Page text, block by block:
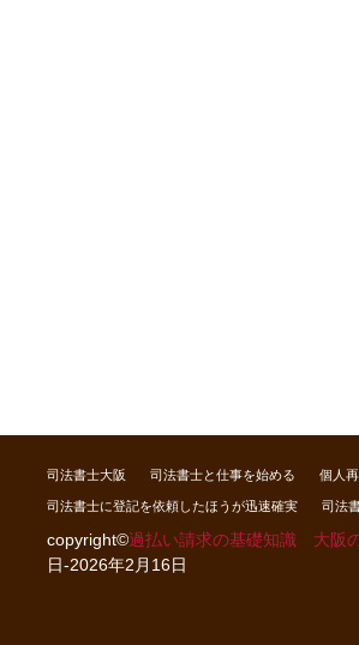
司法書士大阪 司法書士と仕事を始める 個人
司法書士に登記を依頼したほうが迅速確実 司法
copyright©過払い請求の基礎知識 大阪
日-2026年2月16日